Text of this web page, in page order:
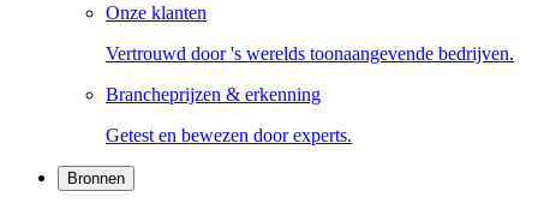
Onze klanten
Vertrouwd door 's werelds toonaangevende bedrijven.
Brancheprijzen & erkenning
Getest en bewezen door experts.
Bronnen